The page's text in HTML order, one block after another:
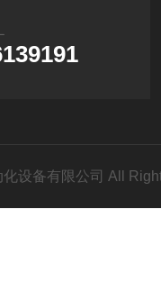
化设备有限公司 All